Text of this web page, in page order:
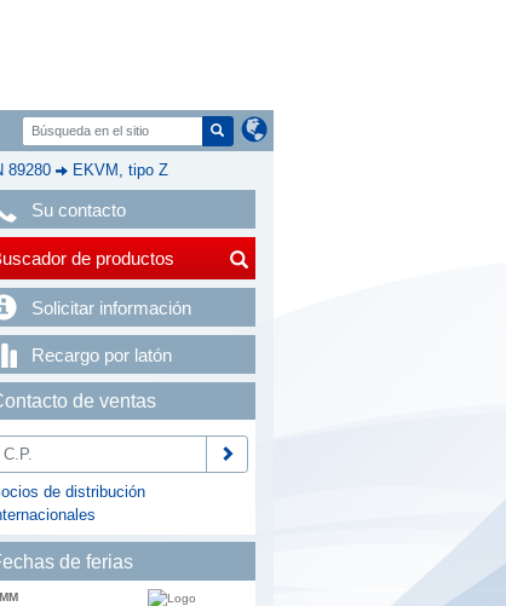
89280 EKVM, tipo Z
Su contacto
de productos
Solicitar información
Recargo por latón
de ventas
de distribución
de ferias